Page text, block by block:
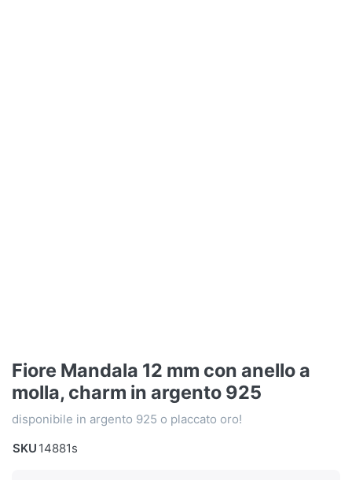
Fiore Mandala 12 mm con anello a
molla, charm in argento 925
disponibile in argento 925 o placcato oro!
SKU 14881s